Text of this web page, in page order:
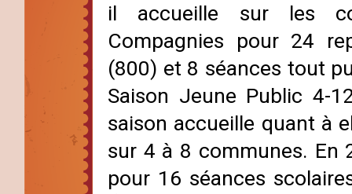
il accueille sur les
Compagnies pour 24
(800) et 8 séances tout
Saison Jeune Public 4-
saison accueille quant à
sur 4 à 8 communes. En
pour 16 séances